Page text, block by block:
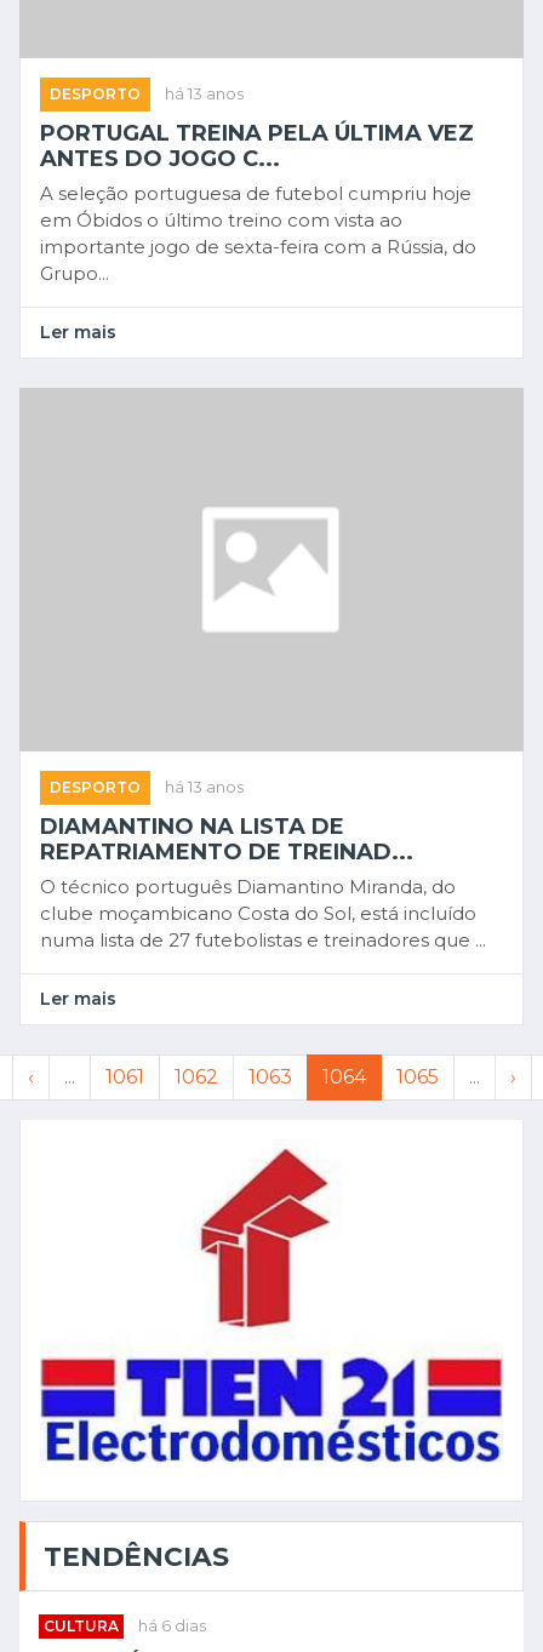
DESPORTO há 13 anos
PORTUGAL TREINA PELA ÚLTIMA VEZ
ANTES DO JOGO C...
A seleção portuguesa de futebol cumpriu hoje
em Óbidos o último treino com vista ao
importante jogo de sexta-feira com a Rússia, do
Grupo...
Ler mais
DESPORTO há 13 anos
DIAMANTINO NA LISTA DE
REPATRIAMENTO DE TREINAD...
O técnico português Diamantino Miranda, do
clube moçambicano Costa do Sol, está incluído
numa lista de 27 futebolistas e treinadores que ...
Ler mais
‹ ... 1061 1062 1063 1064 1065 ... ›
TENDÊNCIAS
CULTURA há 6 dias